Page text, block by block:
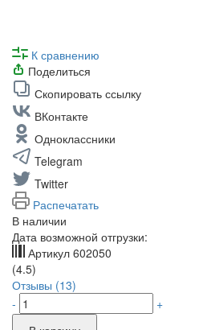
К сравнению
Поделиться
Скопировать ссылку
ВКонтакте
Одноклассники
Telegram
Twitter
Распечатать
В наличии
Дата возможной отгрузки:
Артикул 602050
(4.5)
Отзывы (13)
-
+